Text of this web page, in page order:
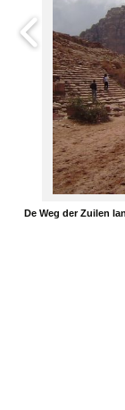
De Weg der Zuilen